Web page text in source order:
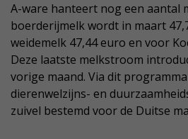
A-ware hanteert nog een aantal
boerderijmelk wordt in maart
weidemelk 47,44 euro en voor
Deze laatste melkstroom
vorige maand. Via dit
dierenwelzijns- en
zuivel bestemd voor de Duitse